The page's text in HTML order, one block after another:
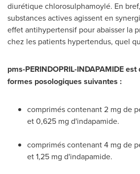
diurétique chlorosulphamoylé. En
substances actives agissent en
effet antihypertensif pour abaisser la
chez les patients hypertendus, quel
pms-PERINDOPRIL-INDAPAMIDE
formes posologiques suivantes :
comprimés contenant 2 mg de
et 0,625 mg d'indapamide.
comprimés contenant 4 mg de
et 1,25 mg d'indapamide.